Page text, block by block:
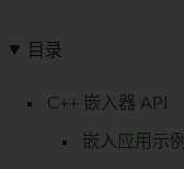
目录
C++ 嵌入器 API
嵌入应用示例